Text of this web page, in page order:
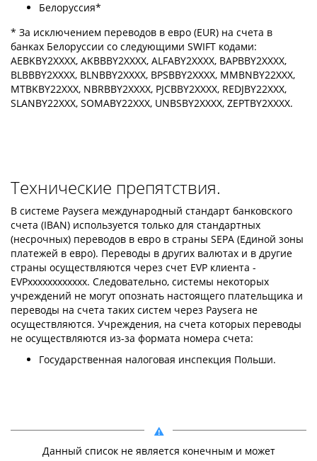
Белоруссия*
* За исключением переводов в евро (EUR) на счета в
банках Белоруссии со следующими SWIFT кодами:
AEBKBY2XXXX, AKBBBY2XXXX, ALFABY2XXXX, BAPBBY2XXXX,
BLBBBY2XXXX, BLNBBY2XXXX, BPSBBY2XXXX, MMBNBY22XXX,
MTBKBY22XXX, NBRBBY2XXXX, PJCBBY2XXXX, REDJBY22XXX,
SLANBY22XXX, SOMABY22XXX, UNBSBY2XXXX, ZEPTBY2XXXX.
Технические препятствия.
В системе Paysera международный стандарт банковского
счета (IBAN) используется только для стандартных
(несрочных) переводов в евро в страны SEPA (Единой зоны
платежей в евро). Переводы в других валютах и в другие
страны осуществляются через счет EVP клиента -
EVPxxxxxxxxxxxx. Следовательно, системы некоторых
учреждений не могут опознать настоящего плательщика и
переводы на счета таких систем через Paysera не
осуществляются. Учреждения, на счета которых переводы
не осуществляются из-за формата номера счета:
Государственная налоговая инспекция Польши.
Данный список не является конечным и может